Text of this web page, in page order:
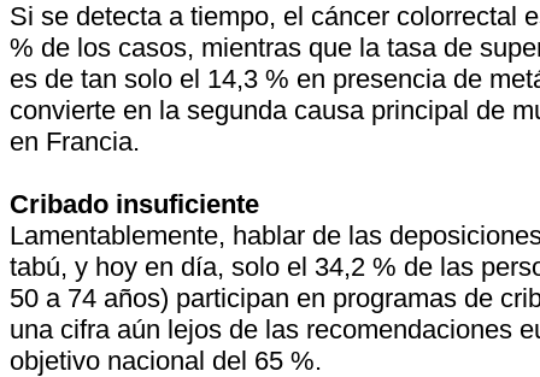
Si se detecta a tiempo, el cáncer colorrectal
% de los casos, mientras que la tasa de
es de tan solo el 14,3 % en presencia de
convierte en la segunda causa principal de
en Francia.
Cribado insuficiente
Lamentablemente, hablar de las
tabú, y hoy en día, solo el 34,2 % de las
50 a 74 años) participan en programas de
una cifra aún lejos de las recomendaciones
objetivo nacional del 65 %.